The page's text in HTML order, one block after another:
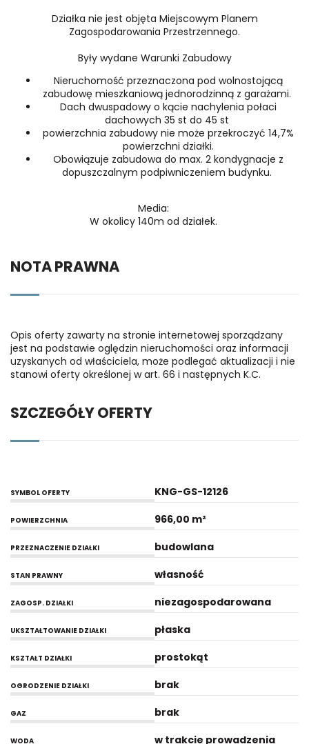
Działka nie jest objęta Miejscowym Planem
Zagospodarowania Przestrzennego.
Były wydane Warunki Zabudowy
Nieruchomość przeznaczona pod wolnostojącą
zabudowę mieszkaniową jednorodzinną z garażami.
Dach dwuspadowy o kącie nachylenia połaci
dachowych 35 st do 45 st
powierzchnia zabudowy nie może przekroczyć 14,7%
powierzchni działki.
Obowiązuje zabudowa do max. 2 kondygnacje z
dopuszczalnym podpiwniczeniem budynku.
Media:
W okolicy 140m od działek.
NOTA PRAWNA
Opis oferty zawarty na stronie internetowej sporządzany
jest na podstawie oględzin nieruchomości oraz informacji
uzyskanych od właściciela, może podlegać aktualizacji i nie
stanowi oferty określonej w art. 66 i następnych K.C.
SZCZEGÓŁY OFERTY
SYMBOL OFERTY KNG-GS-12126
POWIERZCHNIA 966,00 m²
PRZEZNACZENIE DZIAŁKI budowlana
STAN PRAWNY własność
ZAGOSP. DZIAŁKI niezagospodarowana
UKSZTAŁTOWANIE DZIAŁKI płaska
KSZTAŁT DZIAŁKI prostokąt
OGRODZENIE DZIAŁKI brak
GAZ brak
WODA w trakcie prowadzenia